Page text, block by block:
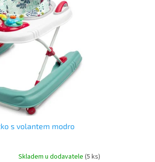
s volantem modro
Skladem u dodavatele (5 ks)